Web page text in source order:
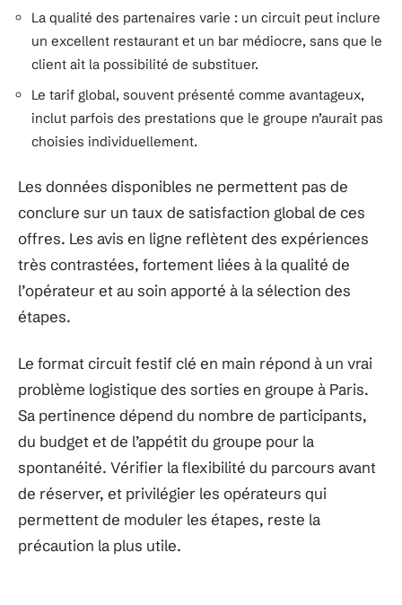
La qualité des partenaires varie : un circuit peut inclure
un excellent restaurant et un bar médiocre, sans que le
client ait la possibilité de substituer.
Le tarif global, souvent présenté comme avantageux,
inclut parfois des prestations que le groupe n’aurait pas
choisies individuellement.
Les données disponibles ne permettent pas de
conclure sur un taux de satisfaction global de ces
offres. Les avis en ligne reflètent des expériences
très contrastées, fortement liées à la qualité de
l’opérateur et au soin apporté à la sélection des
étapes.
Le format circuit festif clé en main répond à un vrai
problème logistique des sorties en groupe à Paris.
Sa pertinence dépend du nombre de participants,
du budget et de l’appétit du groupe pour la
spontanéité. Vérifier la flexibilité du parcours avant
de réserver, et privilégier les opérateurs qui
permettent de moduler les étapes, reste la
précaution la plus utile.